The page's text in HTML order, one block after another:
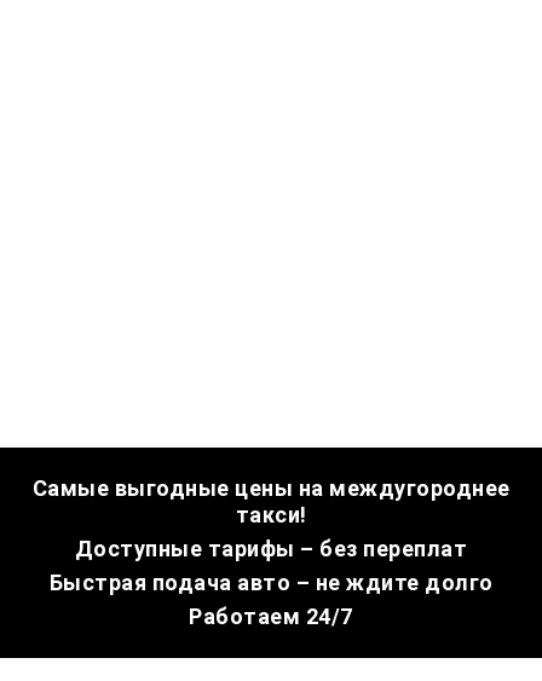
Самые выгодные цены на междугороднее
такси!
Доступные тарифы – без переплат
Быстрая подача авто – не ждите долго
Работаем 24/7